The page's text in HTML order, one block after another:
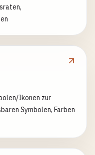
Ikonen zur
Symbolen, Farben